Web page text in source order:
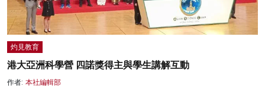
灼見教育
港大亞洲科學營 四諾獎得主與學生講解互動
作者: 本社編輯部